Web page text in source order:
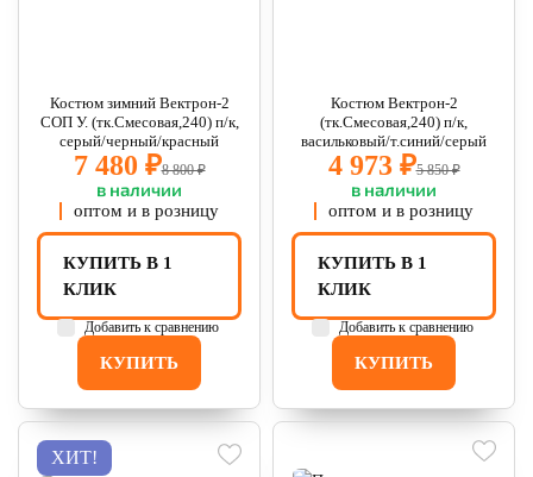
Костюм зимний Вектрон-2
СОП У. (тк.Смесовая,240) п/к,
серый/черный/красный
7 480 ₽8 800 ₽
в наличии
оптом и в розницу
КУПИТЬ
КУПИТЬ В 1
КЛИК
Добавить к сравнению
Костюм Вектрон-2
(тк.Смесовая,240) п/к,
васильковый/т.синий/серый
4 973 ₽5 850 ₽
в наличии
оптом и в розницу
КУПИТЬ
КУПИТЬ В 1
КЛИК
Добавить к сравнению
ХИТ!